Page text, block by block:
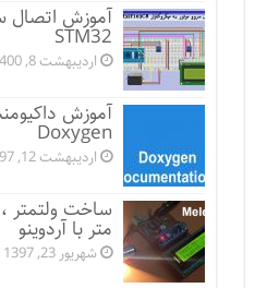
آموزش اتصال
STM32
اردیبهشت 8, 1400
آموزش
Doxygen
اردیبهشت 12, 1397
ساخت ولتمتر
متر با آردوینو
شهریور 23, 1397